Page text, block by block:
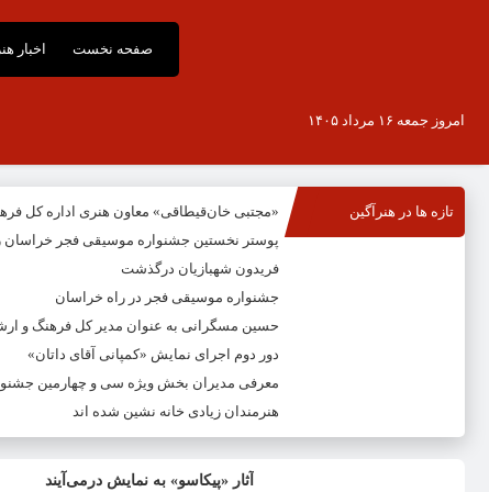
صفحه نخست اخبار
امروز جمعه ۱۶ مرداد ۱۴۰۵
تازه ها در هنرآگین
«مجتبی خان‌قیطاقی» معاون هنری اداره کل
پوستر نخستین جشنواره موسیقی فجر
فریدون شهبازیان درگذشت
جشنواره موسیقی فجر در راه خراسان
حسین مسگرانی به عنوان مدیر کل فرهنگ و
دور دوم اجرای نمایش «کمپانی آقای داتان»
معرفی مدیران بخش ویژه سی و چهارمین
هنرمندان زیادی خانه نشین شده اند
آثار «پیکاسو» به نمایش درمی‌آیند